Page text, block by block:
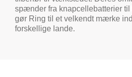
spænder fra knapcellebatterier
gør Ring til et velkendt mærke
forskellige lande.